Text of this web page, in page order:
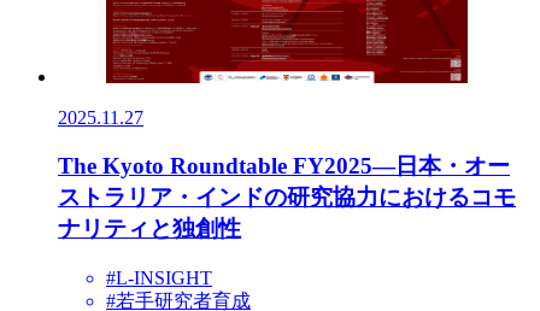
2025.11.27
The Kyoto Roundtable FY2025—日本・オー
ストラリア・インドの研究協力におけるコモ
ナリティと独創性
#L-INSIGHT
#若手研究者育成